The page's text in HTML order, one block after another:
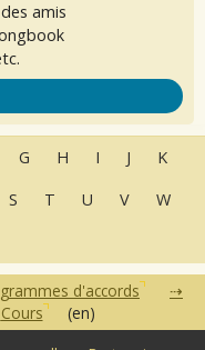
amis
G H I J
K
S T U V
W
d'accords
Cours (en)